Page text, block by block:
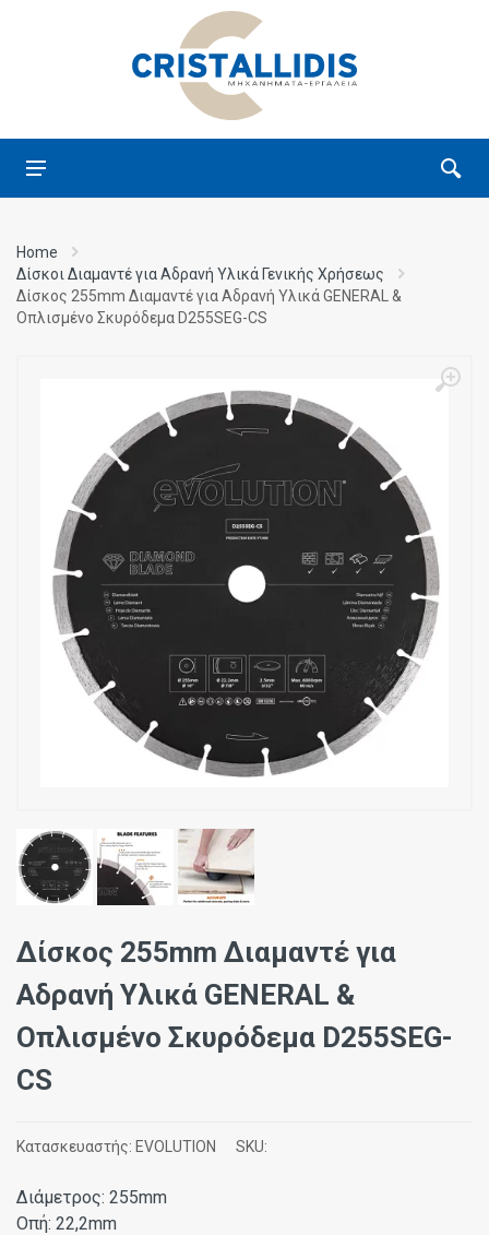
Home
Δίσκοι Διαμαντέ για Αδρανή Υλικά Γενικής Χρήσεως
Δίσκος 255mm Διαμαντέ για Αδρανή Υλικά GENERAL &
Οπλισμένο Σκυρόδεμα D255SEG-CS
Δίσκος 255mm Διαμαντέ για
Αδρανή Υλικά GENERAL &
Οπλισμένο Σκυρόδεμα D255SEG-
CS
Κατασκευαστής: EVOLUTION SKU:
Διάμετρος: 255mm
Οπή: 22,2mm